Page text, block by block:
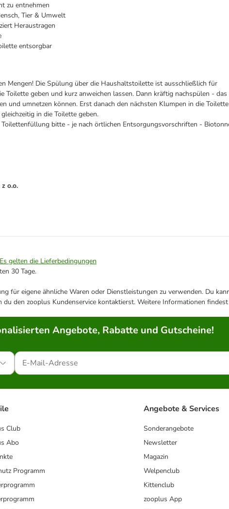
zu entnehmen
Tier & Umwelt
Heraustragen
entsorgbar
Mengen! Die Spülung über die Haushaltstoilette ist ausschließlich für
Toilette geben und kurz anweichen lassen. Dann kräftig nachspülen - das
und umnetzen können. Erst danach den nächsten Klumpen in die Toilette
in die Toilette geben.
bitte - je nach örtlichen Entsorgungsvorschriften -
o.o.
Es gelten die Lieferbedingungen
30 Tage.
für eigene ähnliche Waren oder Dienstleistungen zu verwenden. Du
den zooplus Kundenservice kontaktierst. Weitere Informationen
Angebote, Rabatte und Gutscheine!
Club
Abo
Programm
Angebote & Services
Sonderangebote
Newsletter
Magazin
Welpenclub
Kittenclub
zooplus App